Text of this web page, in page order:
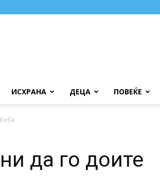
ИСХРАНА ДЕЦА ПОВЕЌЕ
да го доите